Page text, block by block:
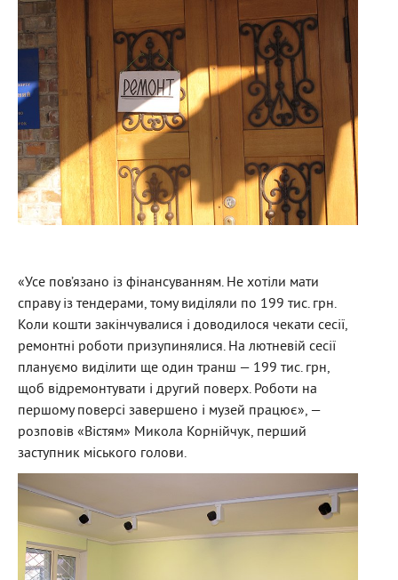
«Усе пов’язано із фінансуванням. Не хотіли мати
справу із тендерами, тому виділяли по 199 тис. грн.
Коли кошти закінчувалися і доводилося чекати сесії,
ремонтні роботи призупинялися. На лютневій сесії
плануємо виділити ще один транш — 199 тис. грн,
щоб відремонтувати і другий поверх. Роботи на
першому поверсі завершено і музей працює», —
розповів «Вістям» Микола Корнійчук, перший
заступник міського голови.